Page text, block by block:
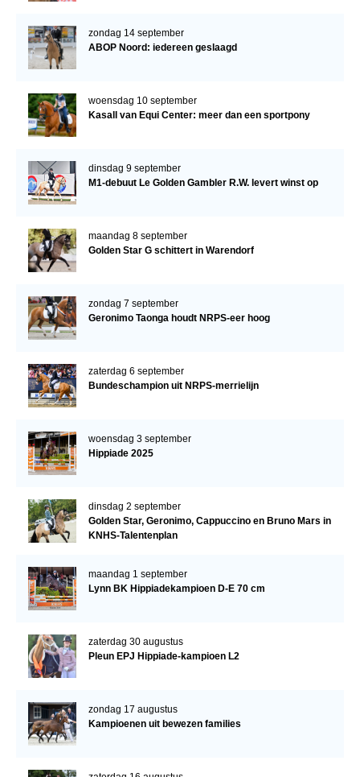
zondag 14 september
ABOP Noord: iedereen geslaagd
woensdag 10 september
Kasall van Equi Center: meer dan een sportpony
dinsdag 9 september
M1-debuut Le Golden Gambler R.W. levert winst op
maandag 8 september
Golden Star G schittert in Warendorf
zondag 7 september
Geronimo Taonga houdt NRPS-eer hoog
zaterdag 6 september
Bundeschampion uit NRPS-merrielijn
woensdag 3 september
Hippiade 2025
dinsdag 2 september
Golden Star, Geronimo, Cappuccino en Bruno Mars in
KNHS-Talentenplan
maandag 1 september
Lynn BK Hippiadekampioen D-E 70 cm
zaterdag 30 augustus
Pleun EPJ Hippiade-kampioen L2
zondag 17 augustus
Kampioenen uit bewezen families